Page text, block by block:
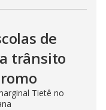
de
trânsito
Tietê no